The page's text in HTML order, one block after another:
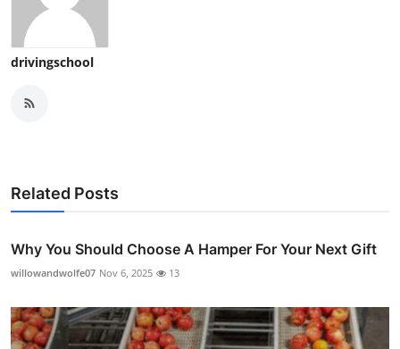
drivingschool
Related Posts
Why You Should Choose A Hamper For Your Next Gift
willowandwolfe07 Nov 6, 2025 13